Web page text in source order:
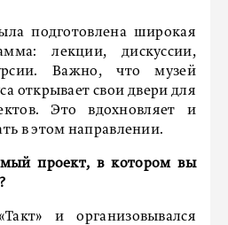
подготовлена широкая
лекции, дискуссии,
Важно, что музей
открывает свои двери для
Это вдохновляет и
в этом направлении.
проект, в котором вы
и организовывался